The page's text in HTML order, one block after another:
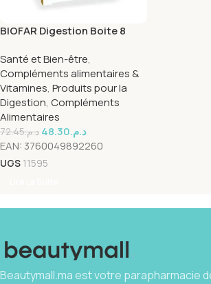
BIOFAR Digestion Boite 8
Santé et Bien-être,
Compléments alimentaires &
Vitamines, Produits pour la
Digestion, Compléments
Alimentaires
د.م.72.45 د.م.48.30
EAN: 3760049892260
UGS 11595
Beautymall.ma est votre parapharmacie